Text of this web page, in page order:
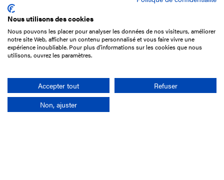
15 Boulevard de Douaumont
75017 Paris
01 49 10 20 29
Rechercher
Nous utilisons des cookies
Nous pouvons les placer pour analyser les données de nos visiteurs, améliorer
notre site Web, afficher un contenu personnalisé et vous faire vivre une
expérience inoubliable. Pour plus d'informations sur les cookies que nous
utilisons, ouvrez les paramètres.
Accepter tout
Refuser
Non, ajuster